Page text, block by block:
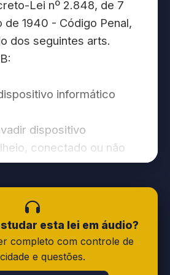
Lei nº 2.848, de 7
de 1940 - Código Penal,
dos seguintes arts.
informático
dispositivo
conectado ou não
mediante
o fim de obter,
dados ou
autorização
do titular do
instalar vulnerabilidades
esta lei em áudio?
completo com controle de
e questões.